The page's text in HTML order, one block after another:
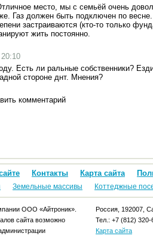
место, мы с семьёй очень
Газ должен быть подключен по
застраиваются (кто-то только
жить постоянно.
20:10
Есть ли ральные собственники?
стороне днт. Мнения?
комментарий
Контакты Карта сайта
Земельные массивы Коттеджные
ООО «Айтроник».
сайта возможно
Россия, 192007,
Тел.: +7 (812) 320-
Карта сайта